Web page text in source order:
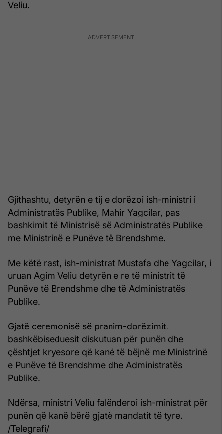
Veliu.
Gjithashtu, detyrën e tij e dorëzoi ish-ministri i
Administratës Publike, Mahir Yagcilar, pas
bashkimit të Ministrisë së Administratës Publike
me Ministrinë e Punëve të Brendshme.
Me këtë rast, ish-ministrat Mustafa dhe Yagcilar, i
uruan Agim Veliu detyrën e re të ministrit të
Punëve të Brendshme dhe të Administratës
Publike.
Gjatë ceremonisë së pranim-dorëzimit,
bashkëbiseduesit diskutuan për punën dhe
çështjet kryesore që kanë të bëjnë me Ministrinë
e Punëve të Brendshme dhe Administratës
Publike.
Ndërsa, ministri Veliu falënderoi ish-ministrat për
punën që kanë bërë gjatë mandatit të tyre.
/Telegrafi/